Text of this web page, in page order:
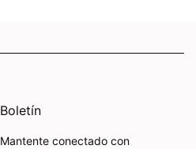
Boletín
Mantente conectado con